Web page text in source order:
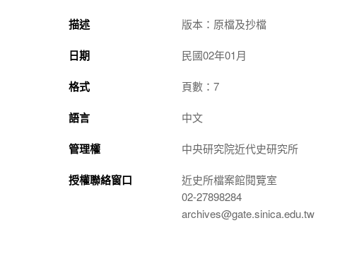
描述 版本：原檔及抄檔
日期 民國02年01月
格式 頁數：7
語言 中文
管理權 中央研究院近代史研究所
授權聯絡窗口
近史所檔案館閱覽室
02-27898284
archives@gate.sinica.edu.tw